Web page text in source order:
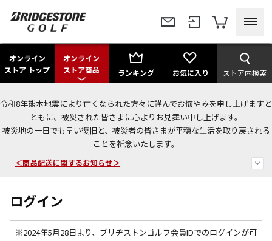
オンライン
ストア トップ
オンライン
ストア商品
ランキング お気に入り ストア内検索
令和8年熊本地震により亡くなられた方々に謹んでお悔やみを申し上げますと
ともに、被災された皆さまに心よりお見舞い申し上げます。
被災地の一日でも早い復旧と、被災者の皆さまが平穏な生活を取り戻される
ことを祈念いたします。
今なら新規会員登録で1,000円OFFクーポンプレゼント！
＜商品配送に関するお知らせ＞
＜夏季休暇中のご注文・発送・お問い合わせ＞
ログイン
※2024年5月28日より、ブリヂストンゴルフ会員IDでのログインが可